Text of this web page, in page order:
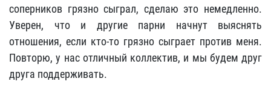
соперников грязно сыграл, сделаю это немедленно.
Уверен, что и другие парни начнут выяснять
отношения, если кто-то грязно сыграет против меня.
Повторю, у нас отличный коллектив, и мы будем друг
друга поддерживать.